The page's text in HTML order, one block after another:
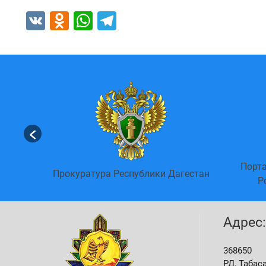
VK Odnoklassniki
WhatsApp
Прокуратура Республики Дагестан
Адрес:
368650
РД,